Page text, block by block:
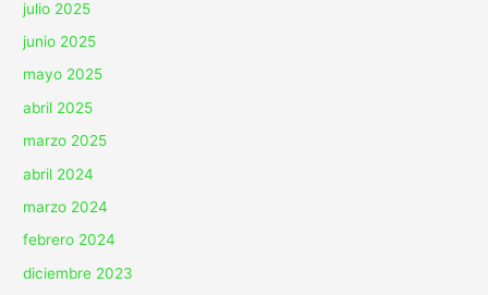
julio 2025
junio 2025
mayo 2025
abril 2025
marzo 2025
abril 2024
marzo 2024
febrero 2024
diciembre 2023